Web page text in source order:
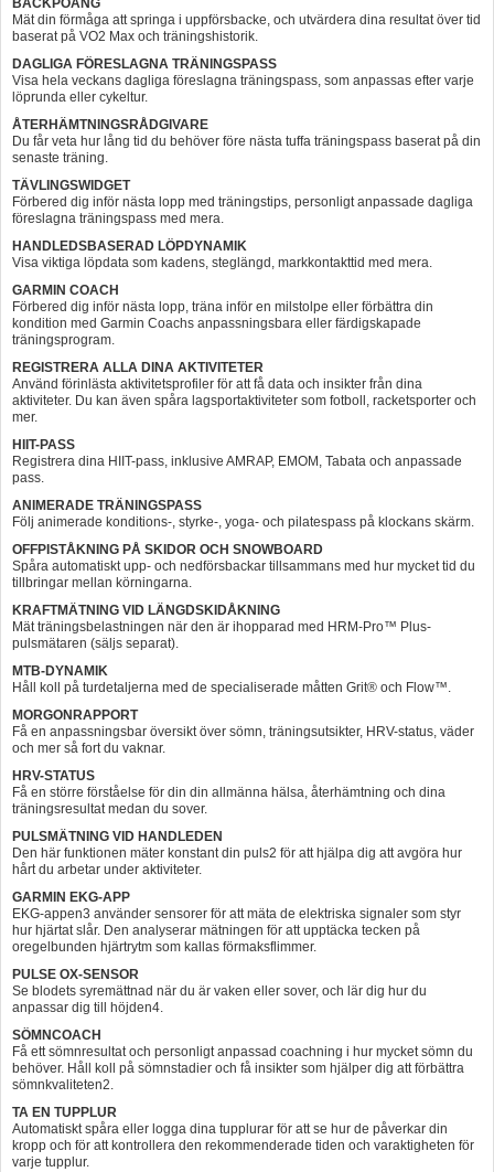
BACKPOÄNG
Mät din förmåga att springa i uppförsbacke, och utvärdera dina resultat över tid
baserat på VO2 Max och träningshistorik.
DAGLIGA FÖRESLAGNA TRÄNINGSPASS
Visa hela veckans dagliga föreslagna träningspass, som anpassas efter varje
löprunda eller cykeltur.
ÅTERHÄMTNINGS­RÅDGIVARE
Du får veta hur lång tid du behöver före nästa tuffa träningspass baserat på din
senaste träning.
TÄVLINGSWIDGET
Förbered dig inför nästa lopp med träningstips, personligt anpassade dagliga
föreslagna träningspass med mera.
HANDLEDSBASERAD LÖPDYNAMIK
Visa viktiga löpdata som kadens, steglängd, markkontakttid med mera.
GARMIN COACH
Förbered dig inför nästa lopp, träna inför en milstolpe eller förbättra din
kondition med Garmin Coachs anpassningsbara eller färdigskapade
träningsprogram.
REGISTRERA ALLA DINA AKTIVITETER
Använd förinlästa aktivitetsprofiler för att få data och insikter från dina
aktiviteter. Du kan även spåra lagsportaktiviteter som fotboll, racketsporter och
mer.
HIIT-PASS
Registrera dina HIIT-pass, inklusive AMRAP, EMOM, Tabata och anpassade
pass.
ANIMERADE TRÄNINGSPASS
Följ animerade konditions-, styrke-, yoga- och pilatespass på klockans skärm.
OFFPISTÅKNING PÅ SKIDOR OCH SNOWBOARD
Spåra automatiskt upp- och nedförsbackar tillsammans med hur mycket tid du
tillbringar mellan körningarna.
KRAFTMÄTNING VID LÄNGDSKIDÅKNING
Mät träningsbelastningen när den är ihopparad med HRM-Pro™ Plus-
pulsmätaren (säljs separat).
MTB-DYNAMIK
Håll koll på turdetaljerna med de specialiserade måtten Grit® och Flow™.
MORGONRAPPORT
Få en anpassningsbar översikt över sömn, träningsutsikter, HRV-status, väder
och mer så fort du vaknar.
HRV-STATUS
Få en större förståelse för din din allmänna hälsa, återhämtning och dina
träningsresultat medan du sover.
PULSMÄTNING VID HANDLEDEN
Den här funktionen mäter konstant din puls2 för att hjälpa dig att avgöra hur
hårt du arbetar under aktiviteter.
GARMIN EKG-APP
EKG-appen3 använder sensorer för att mäta de elektriska signaler som styr
hur hjärtat slår. Den analyserar mätningen för att upptäcka tecken på
oregelbunden hjärtrytm som kallas förmaksflimmer.
PULSE OX-SENSOR
Se blodets syremättnad när du är vaken eller sover, och lär dig hur du
anpassar dig till höjden4.
SÖMNCOACH
Få ett sömnresultat och personligt anpassad coachning i hur mycket sömn du
behöver. Håll koll på sömnstadier och få insikter som hjälper dig att förbättra
sömnkvaliteten2.
TA EN TUPPLUR
Automatiskt spåra eller logga dina tupplurar för att se hur de påverkar din
kropp och för att kontrollera den rekommenderade tiden och varaktigheten för
varje tupplur.